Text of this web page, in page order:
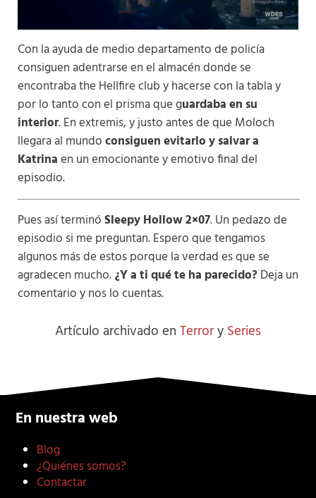
Con la ayuda de medio departamento de policía
consiguen adentrarse en el almacén donde se
encontraba the Hellfire club y hacerse con la tabla y
por lo tanto con el prisma que guardaba en su
interior. En extremis, y justo antes de que Moloch
llegara al mundoconsiguen evitarlo y salvar a
Katrinaen un emocionante y emotivo final del
episodio.
Pues así terminóSleepy Hollow 2×07. Un pedazo de
episodio si me preguntan. Espero que tengamos
algunos más de estos porque la verdad es que se
agradecen mucho.¿Y a ti qué te ha parecido?Deja un
comentario y nos lo cuentas.
Artículo archivado en Terrory Series
En nuestra web
Blog
¿Quiénes somos?
Contactar